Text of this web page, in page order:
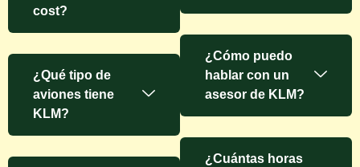
cost?
¿Qué tipo de
aviones tiene
KLM?
¿Cómo puedo
hablar con un
asesor de KLM?
¿Cuántas horas